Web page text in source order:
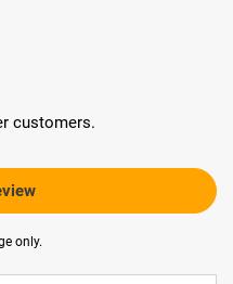
customers.
only.